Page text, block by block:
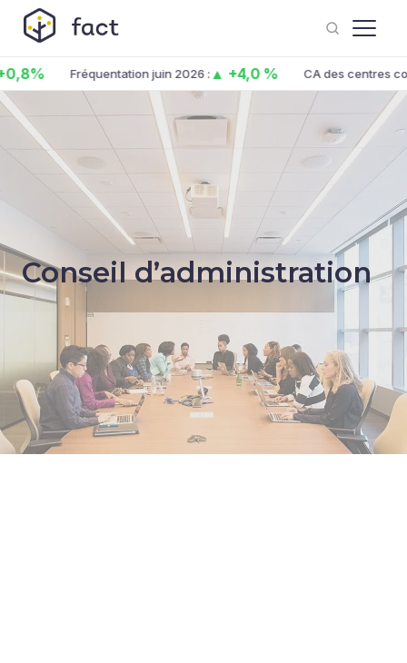
Fréquentation juin 2026 :▲ +4,0 % CA des centres co. juin
Conseil d’administration